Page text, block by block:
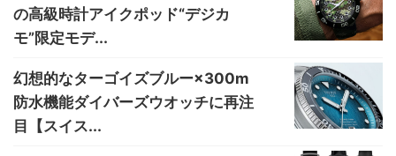
の高級時計アイクポッド“デジカ
モ”限定モデ...
幻想的なターゴイズブルー×300m
防水機能ダイバーズウオッチに再注
目【スイス...